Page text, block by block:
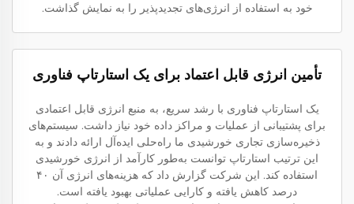
خود به استفاده از انرژی‌های تجدیدپذیر را به نمایش گذاشت.
تأمین انرژی قابل اعتماد برای یک استارتاپ فناوری
یک استارتاپ فناوری با رشد سریع، به منبع انرژی قابل اعتمادی
برای پشتیبانی از عملیات و مراکز داده خود نیاز داشت. سیستم‌های
ذخیره‌سازی تجاری خورشیدی ما راه‌حلی ایده‌آل ارائه دادند و به
این ترتیب استارتاپ توانست به‌طور کارآمد از انرژی خورشیدی
استفاده کند. این شرکت گزارش داد که هزینه‌های انرژی آن ۴۰
درصد کاهش یافته و کارایی عملیاتی بهبود یافته است.